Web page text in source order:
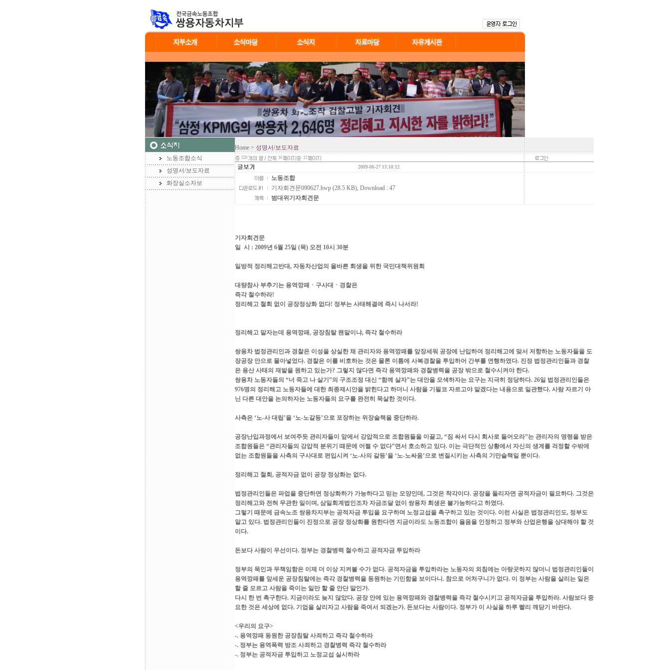
노동조합소식
성명서/보도자료
화장실소자보
Home > 성명서/보도자료
320 16
13
2009-06-27 13:10:12
노동조합
기자회견문090627.hwp (28.5 KB) , Download : 47
범대위기자회견문
기자회견문
일 시 : 2009년 6월 25일 (목) 오전 10시 30분
일방적 정리해고반대, 자동차산업의 올바른 회생을 위한 국민대책위원회
대량참사 부추기는 용역깡패ㆍ구사대ㆍ경찰은
즉각 철수하라!
정리해고 철회 없이 공장정상화 없다! 정부는 사태해결에 즉시 나서라!
정리해고 말자는데 용역깡패, 공장침탈 왠말이냐, 즉각 철수하라
쌍용차 법정관리인과 경찰은 이성을 상실한 채 관리자와 용역깡패를 앞장세워 공장에 난입하여 정리해고에 맞서 저항하는 노동자들을 도
장공장 안으로 몰아넣었다. 경찰은 이를 비호하는 것은 물론 이틈에 사복경찰을 투입하어 간부를 연행하였다. 진정 법정관리인들과 경찰
은 용산 사태의 재발을 원하고 있는가? 그렇지 않다면 즉각 용역깡패와 경찰병력을 공장 밖으로 철수시켜야 한다.
쌍용차 노동자들의 “너 죽고 나 살기”의 구조조정 대신 “함께 살자”는 대안을 모색하자는 요구는 지극히 정당하다. 26일 법정관리인들은
976명의 정리해고 노동자들에 대한 최종제시안을 밝힌다고 하더니 사람을 기필코 자르고야 말겠다는 내용으로 일관했다. 사람 자르기 아
닌 다른 대안을 논의하자는 노동자들의 요구를 완전히 묵살한 것이다.
사측은 ‘노-사 대립’을 ‘노-노갈등’으로 포장하는 위장술책을 중단하라.
공장난입과정에서 보여주듯 관리자들이 앞에서 강압적으로 조합원들을 이끌고, “짐 싸서 다시 회사로 들어오라”는 관리자의 명령을 받은
조합원들은 “관리자들의 강압적 분위기 때문에 어쩔 수 없다”면서 호소하고 있다. 이는 극단적인 상황에서 자신의 생계를 걱정할 수밖에
없는 조합원들을 사측의 구사대로 편입시켜 ‘노-사의 갈등’을 ‘노-노싸움’으로 변질시키는 사측의 기만술책일 뿐이다.
정리해고 철회, 공적자금 없이 공장 정상화는 없다.
법정관리인들은 파업을 중단하면 정상화하가 가능하다고 믿는 모양인데, 그것은 착각이다. 공장을 돌리자면 공적자금이 필요하다. 그것은
정리해고와 전혀 무관한 일이며, 삼일회계법인조차 자금조달 없이 쌍용차 회생은 불가능하다고 하였다.
그렇기 때문에 금속노조 쌍용차지부는 공적자금 투입을 요구하며 노정교섭을 촉구하고 있는 것이다. 이런 사실은 법정관리인도, 정부도
알고 있다. 법정관리인들이 진정으로 공장 정상화를 원한다면 지금이라도 노동조합이 옳음을 인정하고 정부와 산업은행을 상대해야 할 것
이다.
돈보다 사람이 우선이다. 정부는 경찰병력 철수하고 공적자금 투입하라
정부의 묵인과 무책임함은 이제 더 이상 지켜볼 수가 없다. 공적자금을 투입하라는 노동자의 외침에는 아랑곳하지 않더니 법정관리인들이
용역깡패를 앞세운 공장침탈에는 즉각 경찰병력을 동원하는 기민함을 보이다니. 참으로 어처구니가 없다. 이 정부는 사람을 살리는 일은
할 줄 모르고 사람을 죽이는 일만 할 줄 안단 말인가.
다시 한 번 촉구한다. 지금이라도 늦지 않았다. 공장 안에 있는 용역깡패와 경찰병력을 즉각 철수시키고 공적자금을 투입하라. 사람보다 중
요한 것은 세상에 없다. 기업을 살리자고 사람을 죽여서 되겠는가. 돈보다는 사람이다. 정부가 이 사실을 하루 빨리 깨닫기 바란다.
<우리의 요구>
-. 용역깡패 동원한 공장침탈 사죄하고 즉각 철수하라
-. 정부는 용역폭력 방조 사죄하고 경찰병력 즉각 철수하라
-. 정부는 공적자금 투입하고 노정교섭 실시하라